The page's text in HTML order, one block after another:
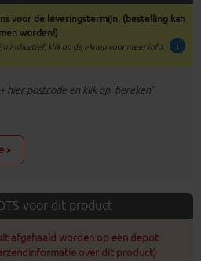
voor de leveringstermijn. (bestelling kan
worden!)
info
indicatief; klik op de i-knop voor meer info:
hier postcode en klik op 'bereken'
»
voor dit product
afgehaald worden op een depot
over dit product)